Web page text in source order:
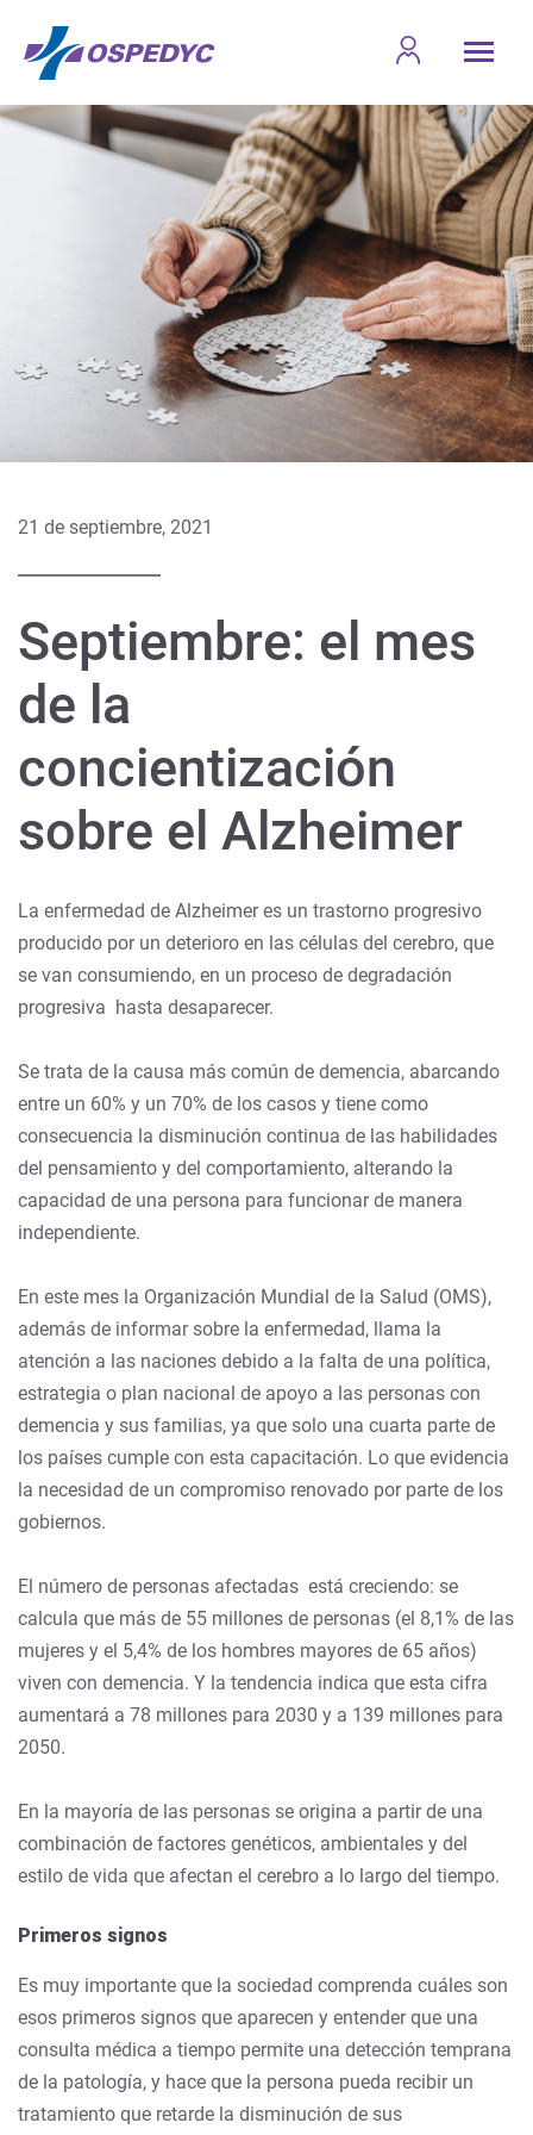
21 de septiembre, 2021
Septiembre: el mes
de la
concientización
sobre el Alzheimer
La enfermedad de Alzheimer es un trastorno progresivo
producido por un deterioro en las células del cerebro, que
se van consumiendo, en un proceso de degradación
progresiva hasta desaparecer.
Se trata de la causa más común de demencia, abarcando
entre un 60% y un 70% de los casos y tiene como
consecuencia la disminución continua de las habilidades
del pensamiento y del comportamiento, alterando la
capacidad de una persona para funcionar de manera
independiente.
En este mes la Organización Mundial de la Salud (OMS),
además de informar sobre la enfermedad, llama la
atención a las naciones debido a la falta de una política,
estrategia o plan nacional de apoyo a las personas con
demencia y sus familias, ya que solo una cuarta parte de
los países cumple con esta capacitación. Lo que evidencia
la necesidad de un compromiso renovado por parte de los
gobiernos.
El número de personas afectadas está creciendo: se
calcula que más de 55 millones de personas (el 8,1% de las
mujeres y el 5,4% de los hombres mayores de 65 años)
viven con demencia. Y la tendencia indica que esta cifra
aumentará a 78 millones para 2030 y a 139 millones para
2050.
En la mayoría de las personas se origina a partir de una
combinación de factores genéticos, ambientales y del
estilo de vida que afectan el cerebro a lo largo del tiempo.
Primeros signos
Es muy importante que la sociedad comprenda cuáles son
esos primeros signos que aparecen y entender que una
consulta médica a tiempo permite una detección temprana
de la patología, y hace que la persona pueda recibir un
tratamiento que retarde la disminución de sus